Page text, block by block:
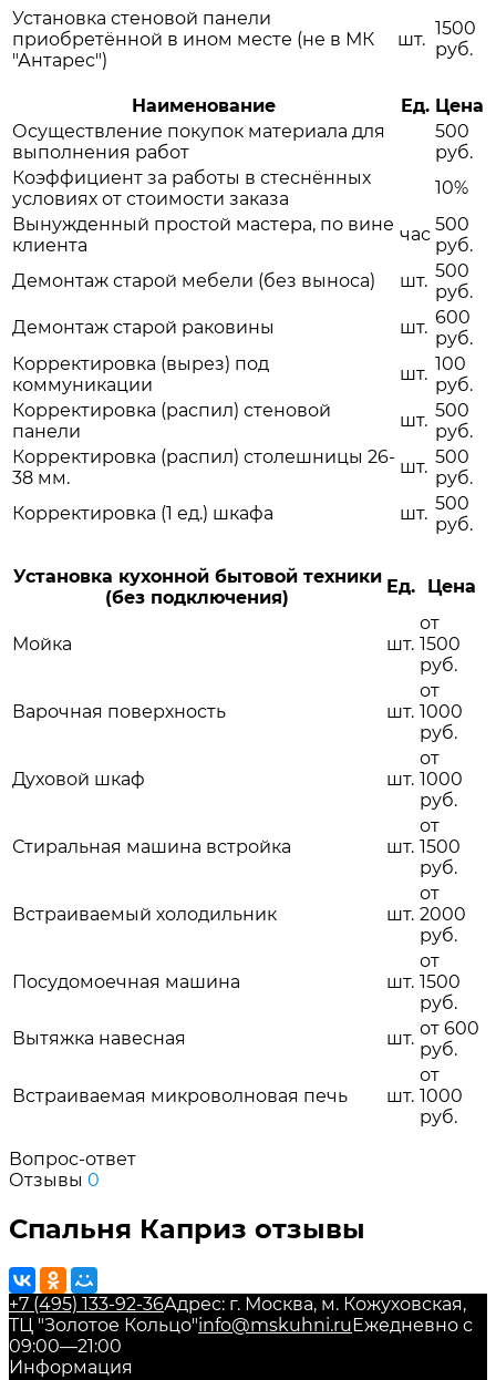
Установка стеновой панели
приобретённой в ином месте (не в МК
"Антарес")
шт.
1500
руб.
Наименование Ед. Цена
Осуществление покупок материала для
выполнения работ
500
руб.
Коэффициент за работы в стеснённых
условиях от стоимости заказа
10%
Вынужденный простой мастера, по вине
клиента
час 500
руб.
Демонтаж старой мебели (без выноса)
шт. 500
руб.
Демонтаж старой раковины
шт. 600
руб.
Корректировка (вырез) под
коммуникации
шт. 100
руб.
Корректировка (распил) стеновой
панели
шт. 500
руб.
Корректировка (распил) столешницы 26-
38 мм.
шт. 500
руб.
Корректировка (1 ед.) шкафа
шт. 500
руб.
Установка кухонной бытовой техники
(без подключения)
Ед. Цена
Мойка шт.
от
1500
руб.
Варочная поверхность шт.
от
1000
руб.
Духовой шкаф шт.
от
1000
руб.
Стиральная машина встройка шт.
от
1500
руб.
Встраиваемый холодильник шт.
от
2000
руб.
Посудомоечная машина шт.
от
1500
руб.
Вытяжка навесная
шт. от 600
руб.
Встраиваемая микроволновая печь шт.
от
1000
руб.
Вопрос-ответ
Отзывы 0
Спальня Каприз отзывы
+7 (495) 133-92-36Адрес: г. Москва, м. Кожуховская,
ТЦ "Золотое Кольцо"info@mskuhni.ru Ежедневно с
09:00—21:00
Информация